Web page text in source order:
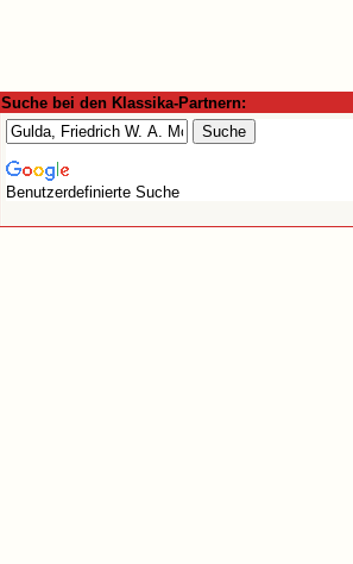
Suche bei den Klassika-Partnern:
Benutzerdefinierte Suche